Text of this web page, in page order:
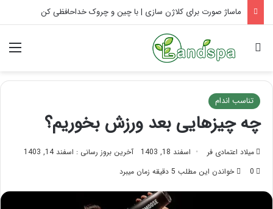
ماساژ صورت برای کلاژن سازی | با چین و چروک خداحافظی کن
جستجو برای
تناسب اندام
چه چیزهایی بعد ورزش بخوریم؟
میلاد اعتمادی فر اسفند 18, 1403
آخرین بروز رسانی : اسفند 14, 1403
0
خواندن این مطلب 5 دقیقه زمان میبرد